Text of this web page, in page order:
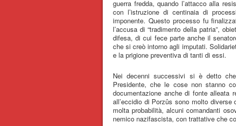
guerra fredda, quando l’attacco alla
con l’istruzione di centinaia di
imponente. Questo processo fu
l’accusa di “tradimento della patria”,
difesa, di cui fece parte anche il
che si creò intorno agli imputati.
e la prigione preventiva di tanti di essi.
Nei decenni successivi si è detto
Presidente, che le cose non stanno
documentazione anche di fonte alleata
all’eccidio di Porzûs sono molto
molta probabilità, alcuni comandanti
nemico nazifascista, con trattative che